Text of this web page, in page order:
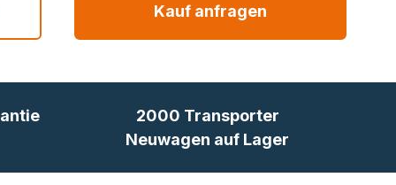
Kauf anfragen
2000 Transporter
Neuwagen auf Lager